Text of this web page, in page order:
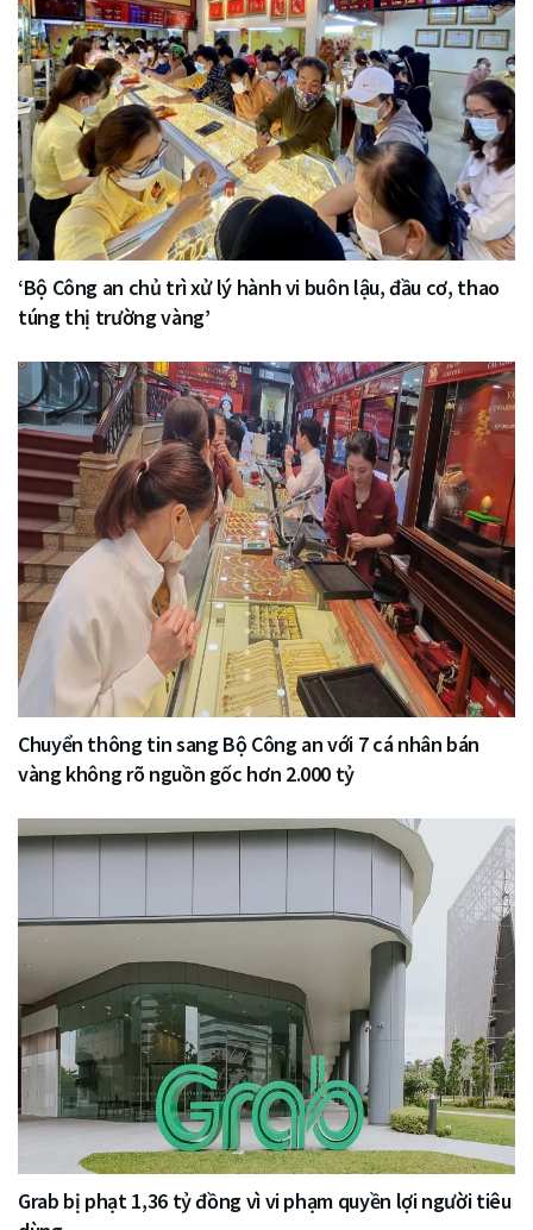
‘Bộ Công an chủ trì xử lý hành vi buôn lậu, đầu cơ, thao
túng thị trường vàng’
Chuyển thông tin sang Bộ Công an với 7 cá nhân bán
vàng không rõ nguồn gốc hơn 2.000 tỷ
Grab bị phạt 1,36 tỷ đồng vì vi phạm quyền lợi người tiêu